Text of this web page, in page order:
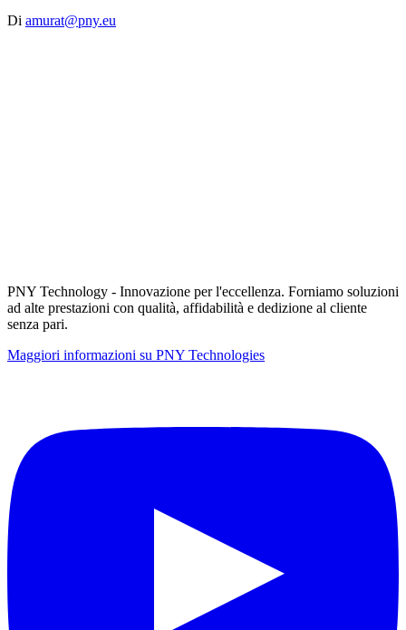
Di amurat@pny.eu
PNY Technology - Innovazione per l'eccellenza. Forniamo soluzioni
ad alte prestazioni con qualità, affidabilità e dedizione al cliente
senza pari.
Maggiori informazioni su PNY Technologies